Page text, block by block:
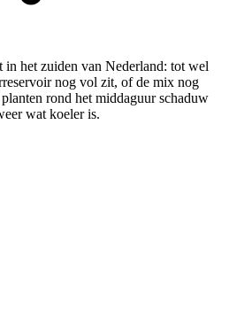
in het zuiden van Nederland: tot wel
nog vol zit, of de mix nog
rond het middaguur schaduw
wat koeler is.